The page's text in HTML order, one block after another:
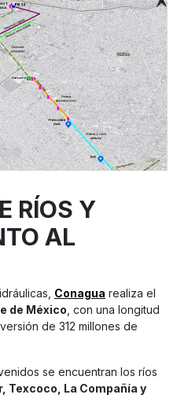
RÍOS Y
AL
Conagua realiza el
de México , con una longitud
de 312 millones de
se encuentran los ríos
Texcoco, La Compañía y